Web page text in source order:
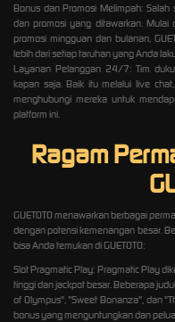
Bonus dan Promosi Melimpah: Salah
dan promosi yang ditawarkan. Mulai
promosi mingguan dan bulanan,
lebih dari setiap taruhan yang Anda
Layanan Pelanggan 24/7: Tim
kapan saja. Baik itu melalui live
menghubungi mereka untuk
platform ini.
Ragam
GUETOTO menawarkan berbagai
dengan potensi kemenangan besar.
bisa Anda temukan di GUETOTO:
Slot Pragmatic Play: Pragmatic Play
tinggi dan jackpot besar. Beberapa
of Olympus", "Sweet Bonanza", dan
bonus yang menguntungkan dan